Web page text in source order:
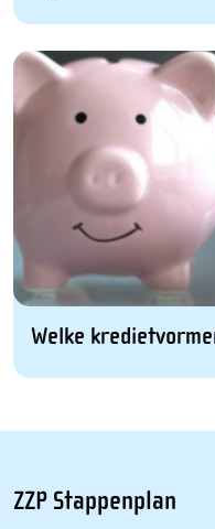
Welke
ZZP Stappenplan